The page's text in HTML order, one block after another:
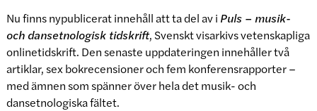
Nu finns nypublicerat innehåll att ta del av i Puls – musik-
och dansetnologisk tidskrift, Svenskt visarkivs vetenskapliga
onlinetidskrift. Den senaste uppdateringen innehåller två
artiklar, sex bokrecensioner och fem konferensrapporter –
med ämnen som spänner över hela det musik- och
dansetnologiska fältet.